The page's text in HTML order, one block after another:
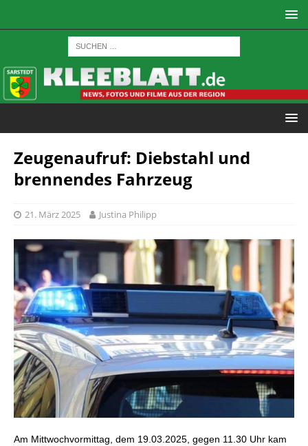
Zeugenaufruf: Diebstahl und
brennendes Fahrzeug
21. März 2025 Justina Philipp
Am Mittwochvormittag, dem 19.03.2025, gegen 11.30 Uhr kam